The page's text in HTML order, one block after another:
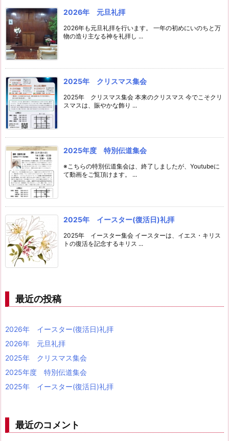
2026年 元旦礼拝
2026年も元旦礼拝を行います。 一年の初めにいのちと万
物の造り主なる神を礼拝し ...
2025年 クリスマス集会
2025年 クリスマス集会 本来のクリスマス 今でこそクリ
スマスは、賑やかな飾り ...
2025年度 特別伝道集会
※こちらの特別伝道集会は、終了しましたが、Youtubeに
て動画をご覧頂けます。 ...
2025年 イースター(復活日)礼拝
2025年 イースター集会 イースターは、イエス・キリス
トの復活を記念するキリス ...
最近の投稿
2026年 イースター(復活日)礼拝
2026年 元旦礼拝
2025年 クリスマス集会
2025年度 特別伝道集会
2025年 イースター(復活日)礼拝
最近のコメント